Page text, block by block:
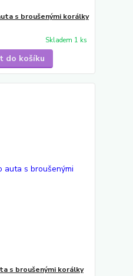
s broušenými korálky
Skladem 1 ks
do košíku
s broušenými korálky